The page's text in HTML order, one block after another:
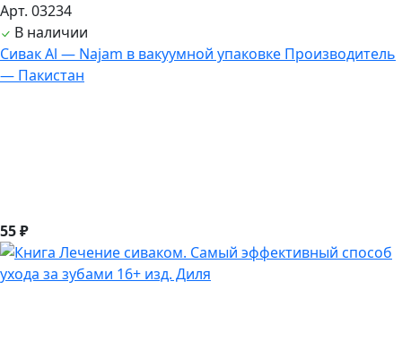
Арт. 03234
В наличии
Сивак Al — Najam в вакуумной упаковке Производитель
— Пакистан
55 ₽